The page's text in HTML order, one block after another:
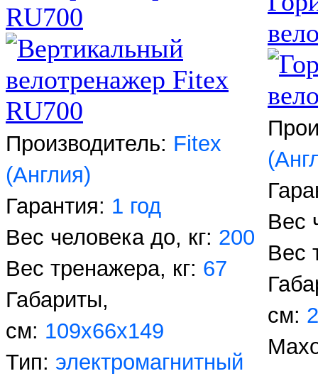
RU700
Производитель: Fitex
(Англия)
Гарантия: 1 год
Вес человека до, кг: 200
Вес тренажера, кг: 67
Габариты,
см: 109х66х149
Тип: электромагнитный
Вес
Вес
см: